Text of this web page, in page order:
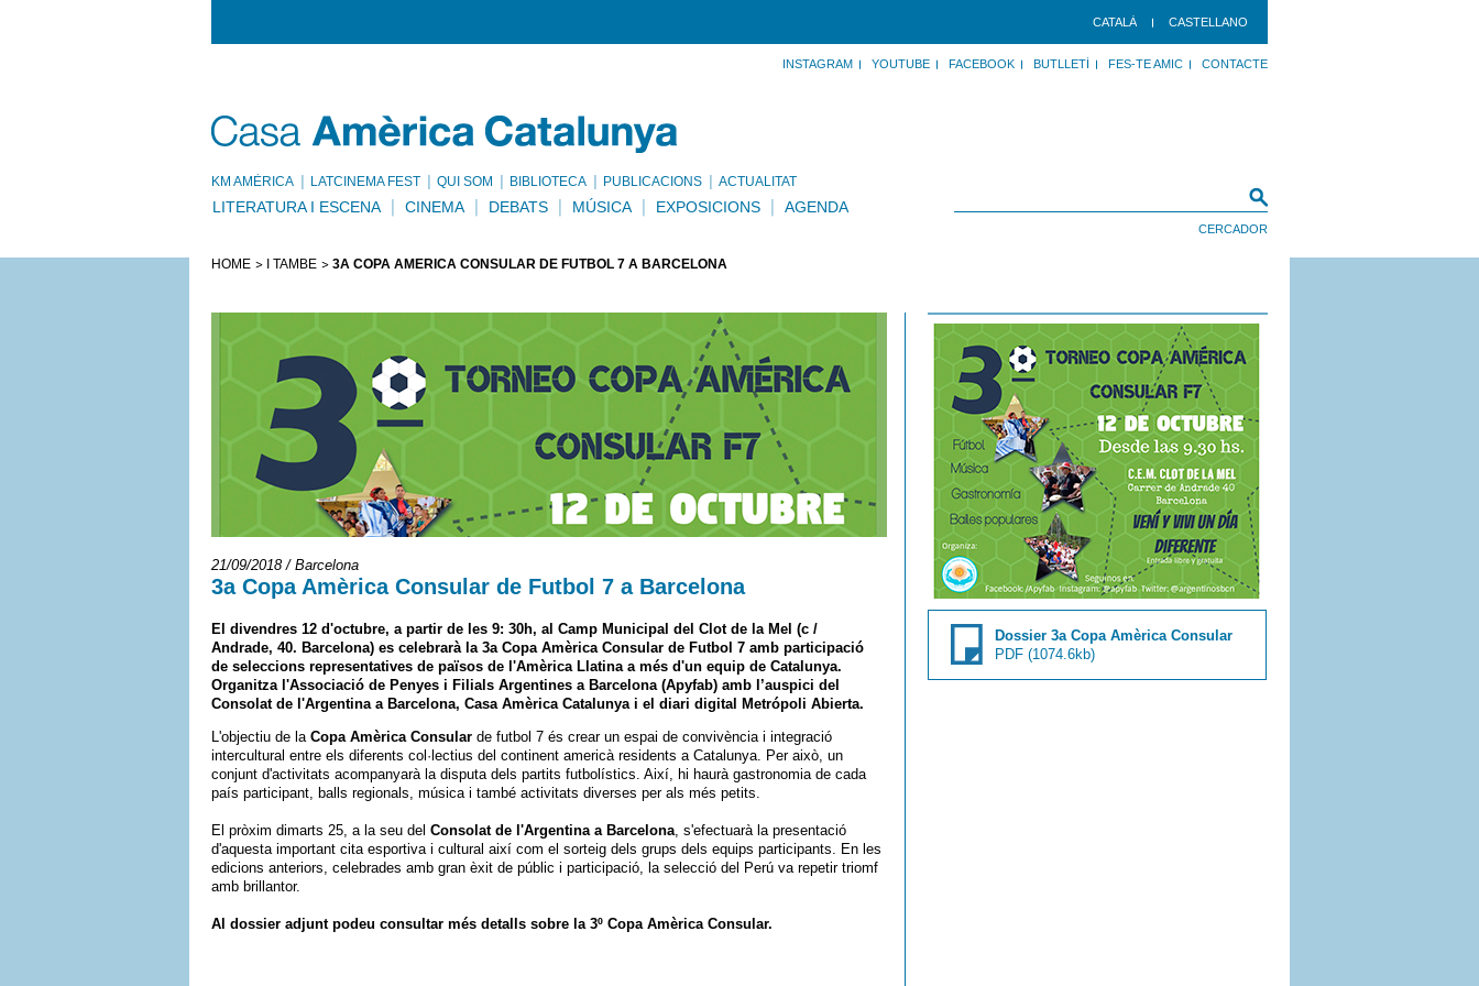
CATALÀ CASTELLANO
INSTAGRAM YOUTUBE FACEBOOK BUTLLETÍ FES-TE AMIC CONTACTE
KM AMÈRICA LATCINEMA FEST QUI SOM BIBLIOTECA PUBLICACIONS ACTUALITAT
LITERATURA I ESCENA CINEMA DEBATS MÚSICA EXPOSICIONS AGENDA
HOME I TAMBÉ 3A COPA AMÈRICA CONSULAR DE FUTBOL 7 A BARCELONA
21/09/2018 / Barcelona
3a Copa Amèrica Consular de Futbol 7 a Barcelona
El divendres 12 d'octubre, a partir de les 9: 30h, al Camp Municipal del Clot de la Mel (c /
Andrade, 40. Barcelona) es celebrarà la 3a Copa Amèrica Consular de Futbol 7 amb participació
de seleccions representatives de països de l'Amèrica Llatina a més d'un equip de Catalunya.
Organitza l'Associació de Penyes i Filials Argentines a Barcelona (Apyfab) amb l’auspici del
Consolat de l'Argentina a Barcelona, Casa Amèrica Catalunya i el diari digital Metrópoli Abierta.
L'objectiu de la Copa Amèrica Consular de futbol 7 és crear un espai de convivència i integració
intercultural entre els diferents col·lectius del continent americà residents a Catalunya. Per això, un
conjunt d'activitats acompanyarà la disputa dels partits futbolístics. Així, hi haurà gastronomia de cada
país participant, balls regionals, música i també activitats diverses per als més petits.
El pròxim dimarts 25, a la seu del Consolat de l'Argentina a Barcelona, s'efectuarà la presentació
d'aquesta important cita esportiva i cultural així com el sorteig dels grups dels equips participants. En les
edicions anteriors, celebrades amb gran èxit de públic i participació, la selecció del Perú va repetir triomf
amb brillantor.
Al dossier adjunt podeu consultar més detalls sobre la 3º Copa Amèrica Consular.
Dossier 3a Copa Amèrica Consular
PDF (1074.6kb)